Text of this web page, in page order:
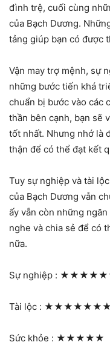
đình trệ, cuối cùng
của Bạch Dương.
tảng giúp bạn có được
Vận may trợ mệnh, sự
những bước tiến khá
chuẩn bị bước vào các
thần bên cạnh, bạn sẽ
tốt nhất. Nhưng nhớ là
thận để có thể đạt kết
Tuy sự nghiệp và tài
của Bạch Dương vẫn
ấy vẫn còn những
nghe và chia sẻ để có
nữa.
Sự nghiệp :
Tài lộc :
Sức khỏe : ★★★★★